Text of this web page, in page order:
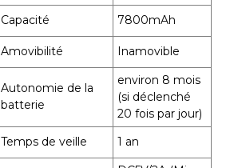
Capacité 7800mAh
Amovibilité Inamovible
Autonomie de la
batterie
environ 8 mois
(si déclenché
20 fois par jour)
Temps de veille
1 an